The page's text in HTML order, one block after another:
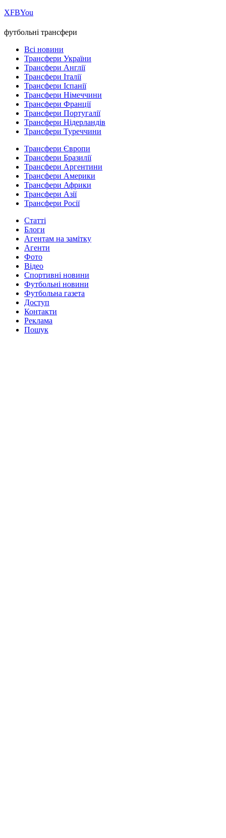
ХFBYou
футбольні трансфери
Всі новини
Трансфери України
Трансфери Англії
Трансфери Італії
Трансфери Іспанії
Трансфери Німеччини
Трансфери Франції
Трансфери Португалії
Трансфери Нідерландів
Трансфери Туреччини
Трансфери Європи
Трансфери Бразилії
Трансфери Аргентини
Трансфери Америки
Трансфери Африки
Трансфери Азії
Трансфери Росії
Статті
Блоги
Агентам на замітку
Агенти
Фото
Відео
Спортивні новини
Футбольні новини
Футбольна газета
Доступ
Контакти
Реклама
Пошук